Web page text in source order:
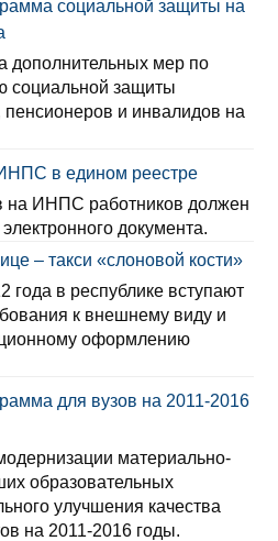
социальной защиты на
дополнительных мер по
социальной защиты
пенсионеров и инвалидов на
в едином реестре
на ИНПС работников должен
документа.
– такси «слоновой кости»
года в республике вступают
к внешнему виду и
оформлению
для вузов на 2011-2016
материально-
образовательных
улучшения качества
на 2011-2016 годы.